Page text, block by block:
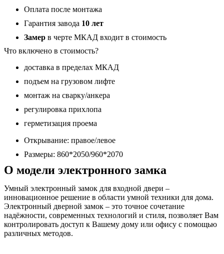
Оплата после монтажа
Гарантия завода 10 лет
Замер в черте МКАД входит в стоимость
Что включено в стоимость?
доставка в пределах МКАД
подъем на грузовом лифте
монтаж на сварку/анкера
регулировка прихлопа
герметизация проема
Открывание: правое/левое
Размеры: 860*2050/960*2070
О модели электронного замка
Умный электронный замок для входной двери –
инновационное решение в области умной техники для дома.
Электронный дверной замок – это точное сочетание
надёжности, современных технологий и стиля, позволяет Вам
контролировать доступ к Вашему дому или офису с помощью
различных методов.